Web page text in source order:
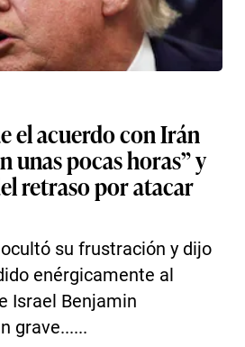
el acuerdo con Irán
unas pocas horas” y
retraso por atacar
su frustración y dijo
enérgicamente al
Israel Benjamin
grave......